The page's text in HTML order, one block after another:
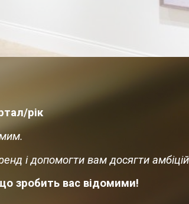
рік
і допомогти вам досягти
зробить вас відомими!